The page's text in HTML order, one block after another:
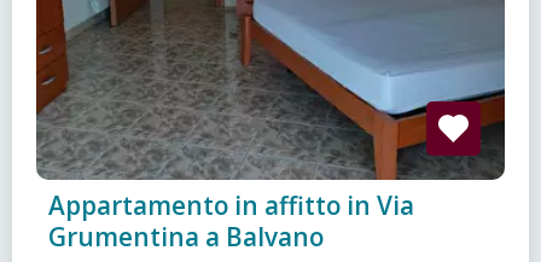
Appartamento in affitto in Via
Grumentina a Balvano